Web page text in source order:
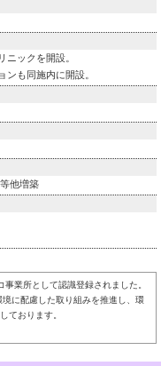
ニックを開設。
ンも同施内に開設。
他増築
業所として認識登録されました。
に配慮した取り組みを推進し、環
ております。